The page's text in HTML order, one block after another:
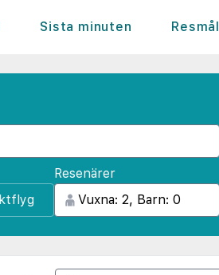
Sista minuten Resmål
Resenärer